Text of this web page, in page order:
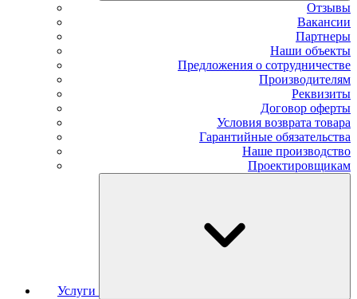
Отзывы
Вакансии
Партнеры
Наши объекты
Предложения о сотрудничестве
Производителям
Реквизиты
Договор оферты
Условия возврата товара
Гарантийные обязательства
Наше производство
Проектировщикам
Услуги